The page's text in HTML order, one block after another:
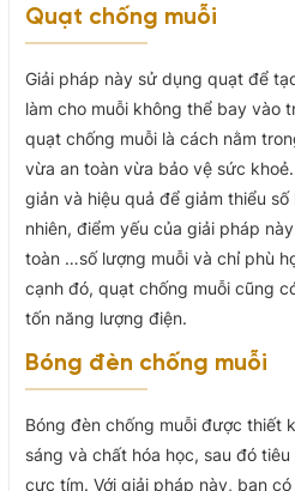
Quạt chống muỗi
Giải pháp này sử dụng quạt để
làm cho muỗi không thể bay vào
quạt chống muỗi là cách nằm
vừa an toàn vừa bảo vệ sức
giản và hiệu quả để giảm thiểu
nhiên, điểm yếu của giải pháp
toàn …số lượng muỗi và chỉ phù
cạnh đó, quạt chống muỗi cũng
tốn năng lượng điện.
Bóng đèn chống muỗi
Bóng đèn chống muỗi được thiết
sáng và chất hóa học, sau đó
cực tím. Với giải pháp này, bạn